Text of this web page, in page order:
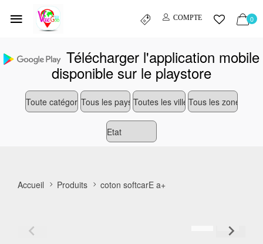
COMPTE 0
Télécharger l'application mobile
disponible sur le playstore
Accueil Produits coton softcarE a+